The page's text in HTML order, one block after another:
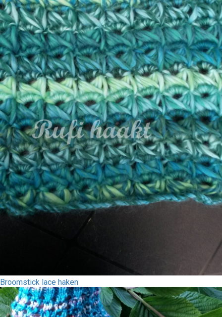
Broomstick lace haken